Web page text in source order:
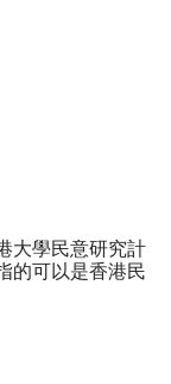
大學民意研究計
的可以是香港民